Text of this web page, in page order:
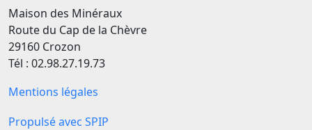
Maison des Minéraux
Route du Cap de la Chèvre
29160 Crozon
Tél : 02.98.27.19.73
Mentions légales
Propulsé avec SPIP